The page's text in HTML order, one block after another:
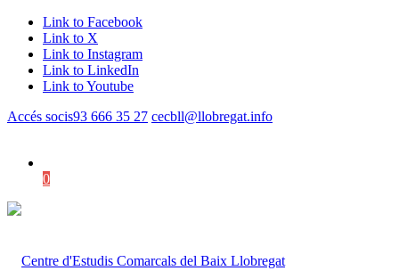
Link to Facebook
Link to X
Link to Instagram
Link to LinkedIn
Link to Youtube
Accés socis93 666 35 27 cecbll@llobregat.info
0